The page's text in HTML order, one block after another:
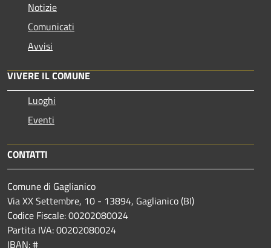
Notizie
Comunicati
Avvisi
VIVERE IL COMUNE
Luoghi
Eventi
CONTATTI
Comune di Gaglianico
Via XX Settembre, 10 - 13894, Gaglianico (BI)
Codice Fiscale: 00202080024
Partita IVA: 00202080024
IBAN: #